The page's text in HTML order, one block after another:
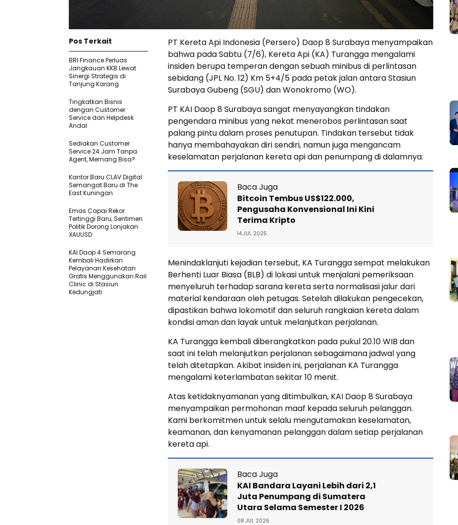
PT Kereta Api Indonesia (Persero) Daop 8 Surabaya menyampaikan
bahwa pada Sabtu (7/6), Kereta Api (KA) Turangga mengalami
insiden berupa temperan dengan sebuah minibus di perlintasan
sebidang (JPL No. 12) Km 5+4/5 pada petak jalan antara Stasiun
Surabaya Gubeng (SGU) dan Wonokromo (WO).
PT KAI Daop 8 Surabaya sangat menyayangkan tindakan
pengendara minibus yang nekat menerobos perlintasan saat
palang pintu dalam proses penutupan. Tindakan tersebut tidak
hanya membahayakan diri sendiri, namun juga mengancam
keselamatan perjalanan kereta api dan penumpang di dalamnya.
Baca Juga
Bitcoin Tembus US$122.000,
Pengusaha Konvensional Ini Kini
Terima Kripto
14 JUL 2025
Menindaklanjuti kejadian tersebut, KA Turangga sempat melakukan
Berhenti Luar Biasa (BLB) di lokasi untuk menjalani pemeriksaan
menyeluruh terhadap sarana kereta serta normalisasi jalur dari
material kendaraan oleh petugas. Setelah dilakukan pengecekan,
dipastikan bahwa lokomotif dan seluruh rangkaian kereta dalam
kondisi aman dan layak untuk melanjutkan perjalanan.
KA Turangga kembali diberangkatkan pada pukul 20.10 WIB dan
saat ini telah melanjutkan perjalanan sebagaimana jadwal yang
telah ditetapkan. Akibat insiden ini, perjalanan KA Turangga
mengalami keterlambatan sekitar 10 menit.
Atas ketidaknyamanan yang ditimbulkan, KAI Daop 8 Surabaya
menyampaikan permohonan maaf kepada seluruh pelanggan.
Kami berkomitmen untuk selalu mengutamakan keselamatan,
keamanan, dan kenyamanan pelanggan dalam setiap perjalanan
kereta api.
Baca Juga
KAI Bandara Layani Lebih dari 2,1
Juta Penumpang di Sumatera
Utara Selama Semester I 2026
08 JUL 2026
Pos Terkait
BRI Finance Perluas
Jangkauan KKB Lewat
Sinergi Strategis di
Tanjung Karang
Tingkatkan Bisnis
dengan Customer
Service dan Helpdesk
Andal
Sediakan Customer
Service 24 Jam Tanpa
Agent, Memang Bisa?
Kantor Baru CLAV Digital:
Semangat Baru di The
East Kuningan
Emas Capai Rekor
Tertinggi Baru, Sentimen
Politik Dorong Lonjakan
XAUUSD
KAI Daop 4 Semarang
Kembali Hadirkan
Pelayanan Kesehatan
Gratis Menggunakan Rail
Clinic di Stasiun
Kedungjati